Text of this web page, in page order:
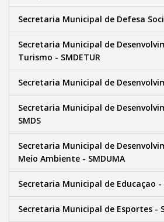
Secretaria Municipal de Defesa
Secretaria Municipal de
Turismo - SMDETUR
Secretaria Municipal de
Secretaria Municipal de
SMDS
Secretaria Municipal de
Meio Ambiente - SMDUMA
Secretaria Municipal de Educaçao -
Secretaria Municipal de Esportes -